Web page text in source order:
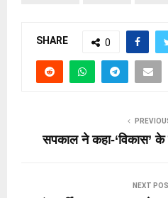
SHARE 0
सपकाल ने कहा-‘विकास’ के
NEXT